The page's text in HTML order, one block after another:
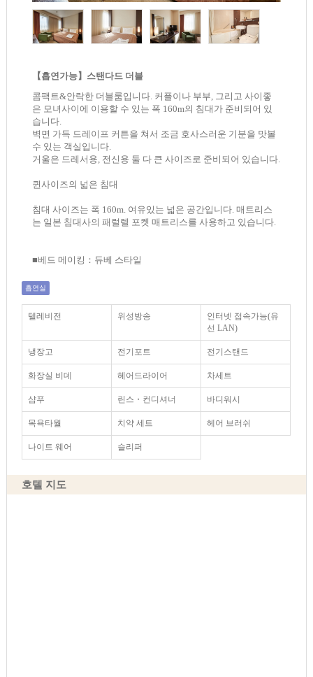
【흡연가능】스탠다드 더블
콤팩트&안락한 더블룸입니다. 커플이나 부부, 그리고 사이좋
은 모녀사이에 이용할 수 있는 폭 160m의 침대가 준비되어 있
습니다.
벽면 가득 드레이프 커튼을 쳐서 조금 호사스러운 기분을 맛볼
수 있는 객실입니다.
거울은 드레서용, 전신용 둘 다 큰 사이즈로 준비되어 있습니다.
퀸사이즈의 넓은 침대
침대 사이즈는 폭 160m. 여유있는 넓은 공간입니다. 매트리스
는 일본 침대사의 패럴렐 포켓 매트리스를 사용하고 있습니다.
■베드 메이킹：듀베 스타일
흡연실
텔레비전 위성방송
인터넷 접속가능(유
선 LAN)
냉장고 전기포트 전기스탠드
화장실 비데 헤어드라이어 차세트
샴푸 린스・컨디셔너 바디워시
목욕타월 치약 세트 헤어 브러쉬
나이트 웨어 슬리퍼
호텔 지도